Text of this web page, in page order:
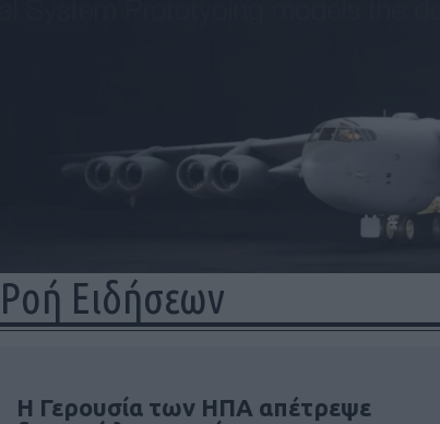
Ροή Ειδήσεων
Η Γερουσία των ΗΠΑ απέτρεψε